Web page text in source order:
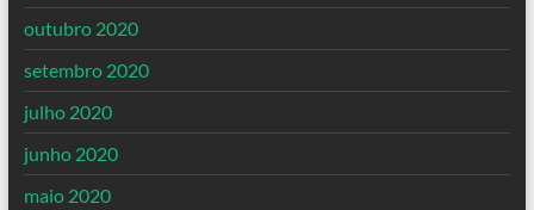
outubro 2020
setembro 2020
julho 2020
junho 2020
maio 2020